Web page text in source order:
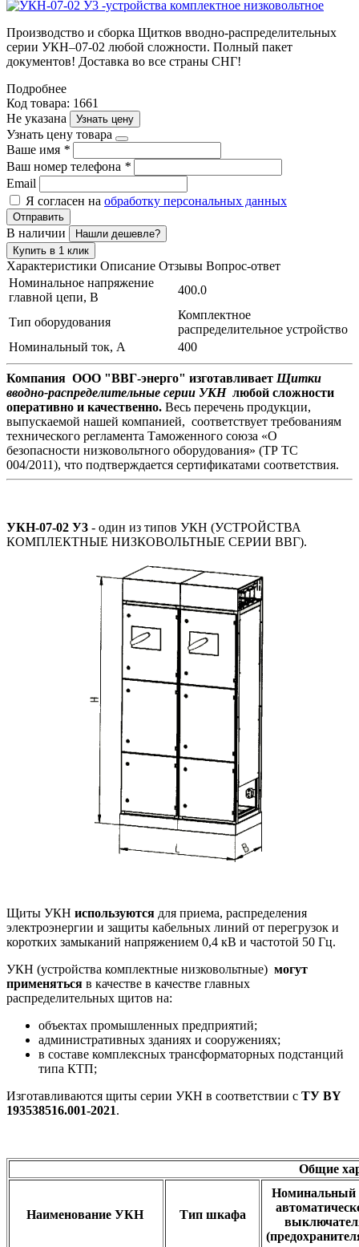
Производство и сборка Щитков вводно-распределительных
серии УКН–07-02 любой сложности. Полный пакет
документов! Доставка во все страны СНГ!
Подробнее
Код товара: 1661
Не указана
Узнать цену
Узнать цену товара
Ваше имя *
Ваш номер телефона *
Email
Я согласен на обработку персональных данных
Отправить
В наличии
Нашли дешевле?
Купить в 1 клик
Характеристики Описание Отзывы Вопрос-ответ
Номинальное напряжение
главной цепи, В
400.0
Тип оборудования
Комплектное
распределительное устройство
Номинальный ток, А
400
Компания ООО "ВВГ-энерго" изготавливает Щитки
вводно-распределительные серии УКН любой сложности
оперативно и качественно. Весь перечень продукции,
выпускаемой нашей компанией, соответствует требованиям
технического регламента Таможенного союза «О
безопасности низковольтного оборудования» (ТР ТС
004/2011), что подтверждается сертификатами соответствия.
УКН-07-02 У3 - один из типов УКН (УСТРОЙСТВА
КОМПЛЕКТНЫЕ НИЗКОВОЛЬТНЫЕ СЕРИИ ВВГ).
Щиты УКН используются для приема, распределения
электроэнергии и защиты кабельных линий от перегрузок и
коротких замыканий напряжением 0,4 кВ и частотой 50 Гц.
УКН (устройства комплектные низковольтные) могут
применяться в качестве в качестве главных
распределительных щитов на:
объектах промышленных предприятий;
административных зданиях и сооружениях;
в составе комплексных трансформаторных подстанций
типа КТП;
Изготавливаются щиты серии УКН в соответствии с ТУ BY
193538516.001-2021.
Общие
Наименование УКН Тип шкафа
Номинальный